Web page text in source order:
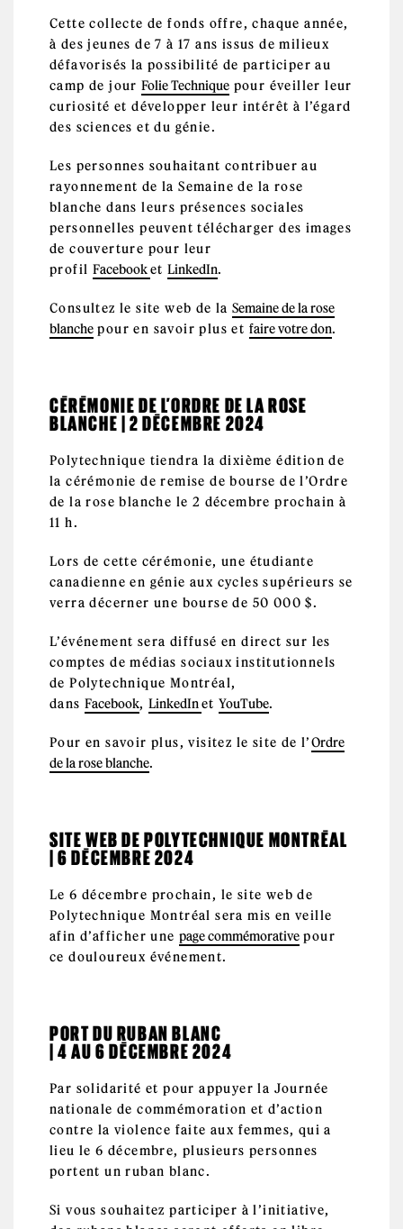
Cette collecte de fonds offre, chaque année,
à des jeunes de 7 à 17 ans issus de milieux
défavorisés la possibilité de participer au
camp de jourFolie Technique pour éveiller leur
curiosité et développer leur intérêt à l’égard
des sciences et du génie.
Les personnes souhaitant contribuer au
rayonnement de la Semaine de la rose
blanche dans leurs présences sociales
personnelles peuvent télécharger des images
de couverture pour leur
profil FacebooketLinkedIn.
Consultez le site web de laSemaine de la rose
blanche pour en savoir plus et faire votre don.
CÉRÉMONIE DE L’ORDRE DE LA ROSE
BLANCHE | 2 DÉCEMBRE 2024
Polytechnique tiendra la dixième édition de
la cérémonie de remise de bourse de l’Ordre
de la rose blanche le 2 décembre prochain à
11 h.
Lors de cette cérémonie, une étudiante
canadienne en génie aux cycles supérieurs se
verra décerner une bourse de 50 000 $.
L’événement sera diffusé en direct sur les
comptes de médias sociaux institutionnels
de Polytechnique Montréal,
dans Facebook, LinkedInetYouTube.
Pour en savoir plus, visitez le site de l’Ordre
de la rose blanche.
SITE WEB DE POLYTECHNIQUE MONTRÉAL
| 6 DÉCEMBRE 2024
Le 6 décembre prochain, le site web de
Polytechnique Montréal sera mis en veille
afin d’afficher une page commémorative pour
ce douloureux événement.
PORT DU RUBAN BLANC
| 4 AU 6 DÉCEMBRE 2024
Par solidarité et pour appuyer la Journée
nationale de commémoration et d’action
contre la violence faite aux femmes, qui a
lieu le 6 décembre, plusieurs personnes
portent un ruban blanc.
Si vous souhaitez participer à l’initiative,